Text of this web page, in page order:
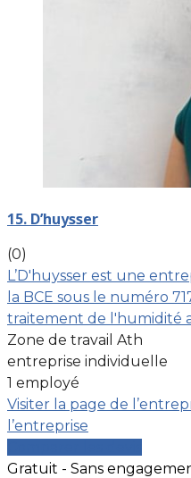
15. D’huysser
(0)
L’D'huysser est une
la BCE sous le numéro
traitement de l'humidité
Zone de travail Ath
entreprise individuelle
1 employé
Visiter la page de
l’entreprise
Gratuit - Sans